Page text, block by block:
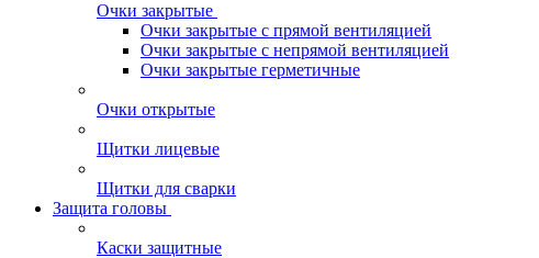
Очки закрытые
Очки закрытые с прямой вентиляцией
Очки закрытые с непрямой вентиляцией
Очки закрытые герметичные
Очки открытые
Щитки лицевые
Щитки для сварки
Защита головы
Каски защитные